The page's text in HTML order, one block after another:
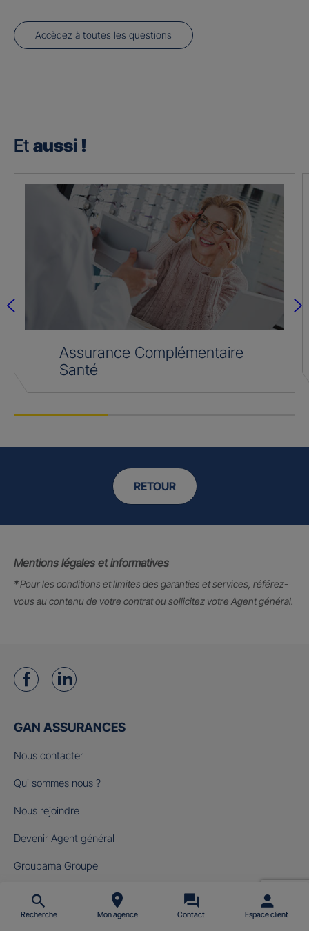
Accèdez à toutes les questions
Et aussi !
Assurance Complémentaire
Santé
RETOUR
Mentions légales et informatives
*Pour les conditions et limites des garanties et services, référez-
vous au contenu de votre contrat ou sollicitez votre Agent général.
Recherche Mon agence Contact Espace client
GAN ASSURANCES
Nous contacter
Qui sommes nous ?
Nous rejoindre
Devenir Agent général
Groupama Groupe
Fondation Gan pour le Cinéma
NOS OFFRES